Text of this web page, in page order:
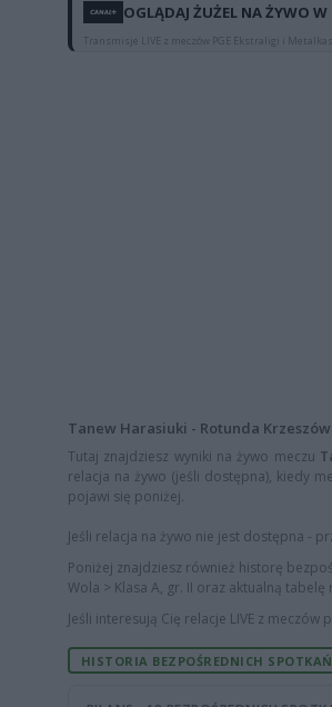
OGLĄDAJ ŻUŻEL NA ŻYWO W
Transmisje LIVE z meczów PGE Ekstraligi i
Tanew Harasiuki - Rotunda
Tutaj znajdziesz wyniki na żywo meczu
relacja na żywo (jeśli dostępna), kiedy
pojawi się poniżej.
Jeśli relacja na żywo nie jest dostępna -
Poniżej znajdziesz również historę
Wola > Klasa A, gr. II oraz aktualną tabelę
Jeśli interesują Cię relacje LIVE z meczów
HISTORIA BEZPOŚREDNICH SPOTKAŃ